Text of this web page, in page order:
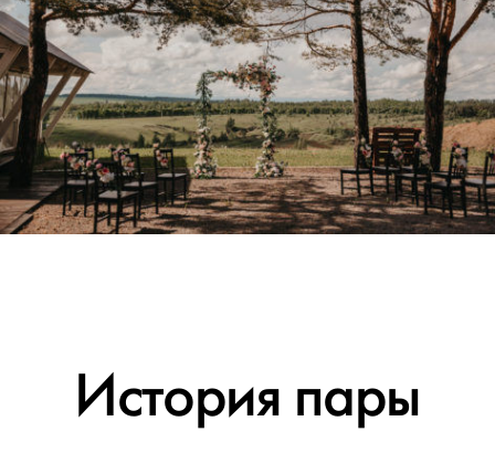
История пары